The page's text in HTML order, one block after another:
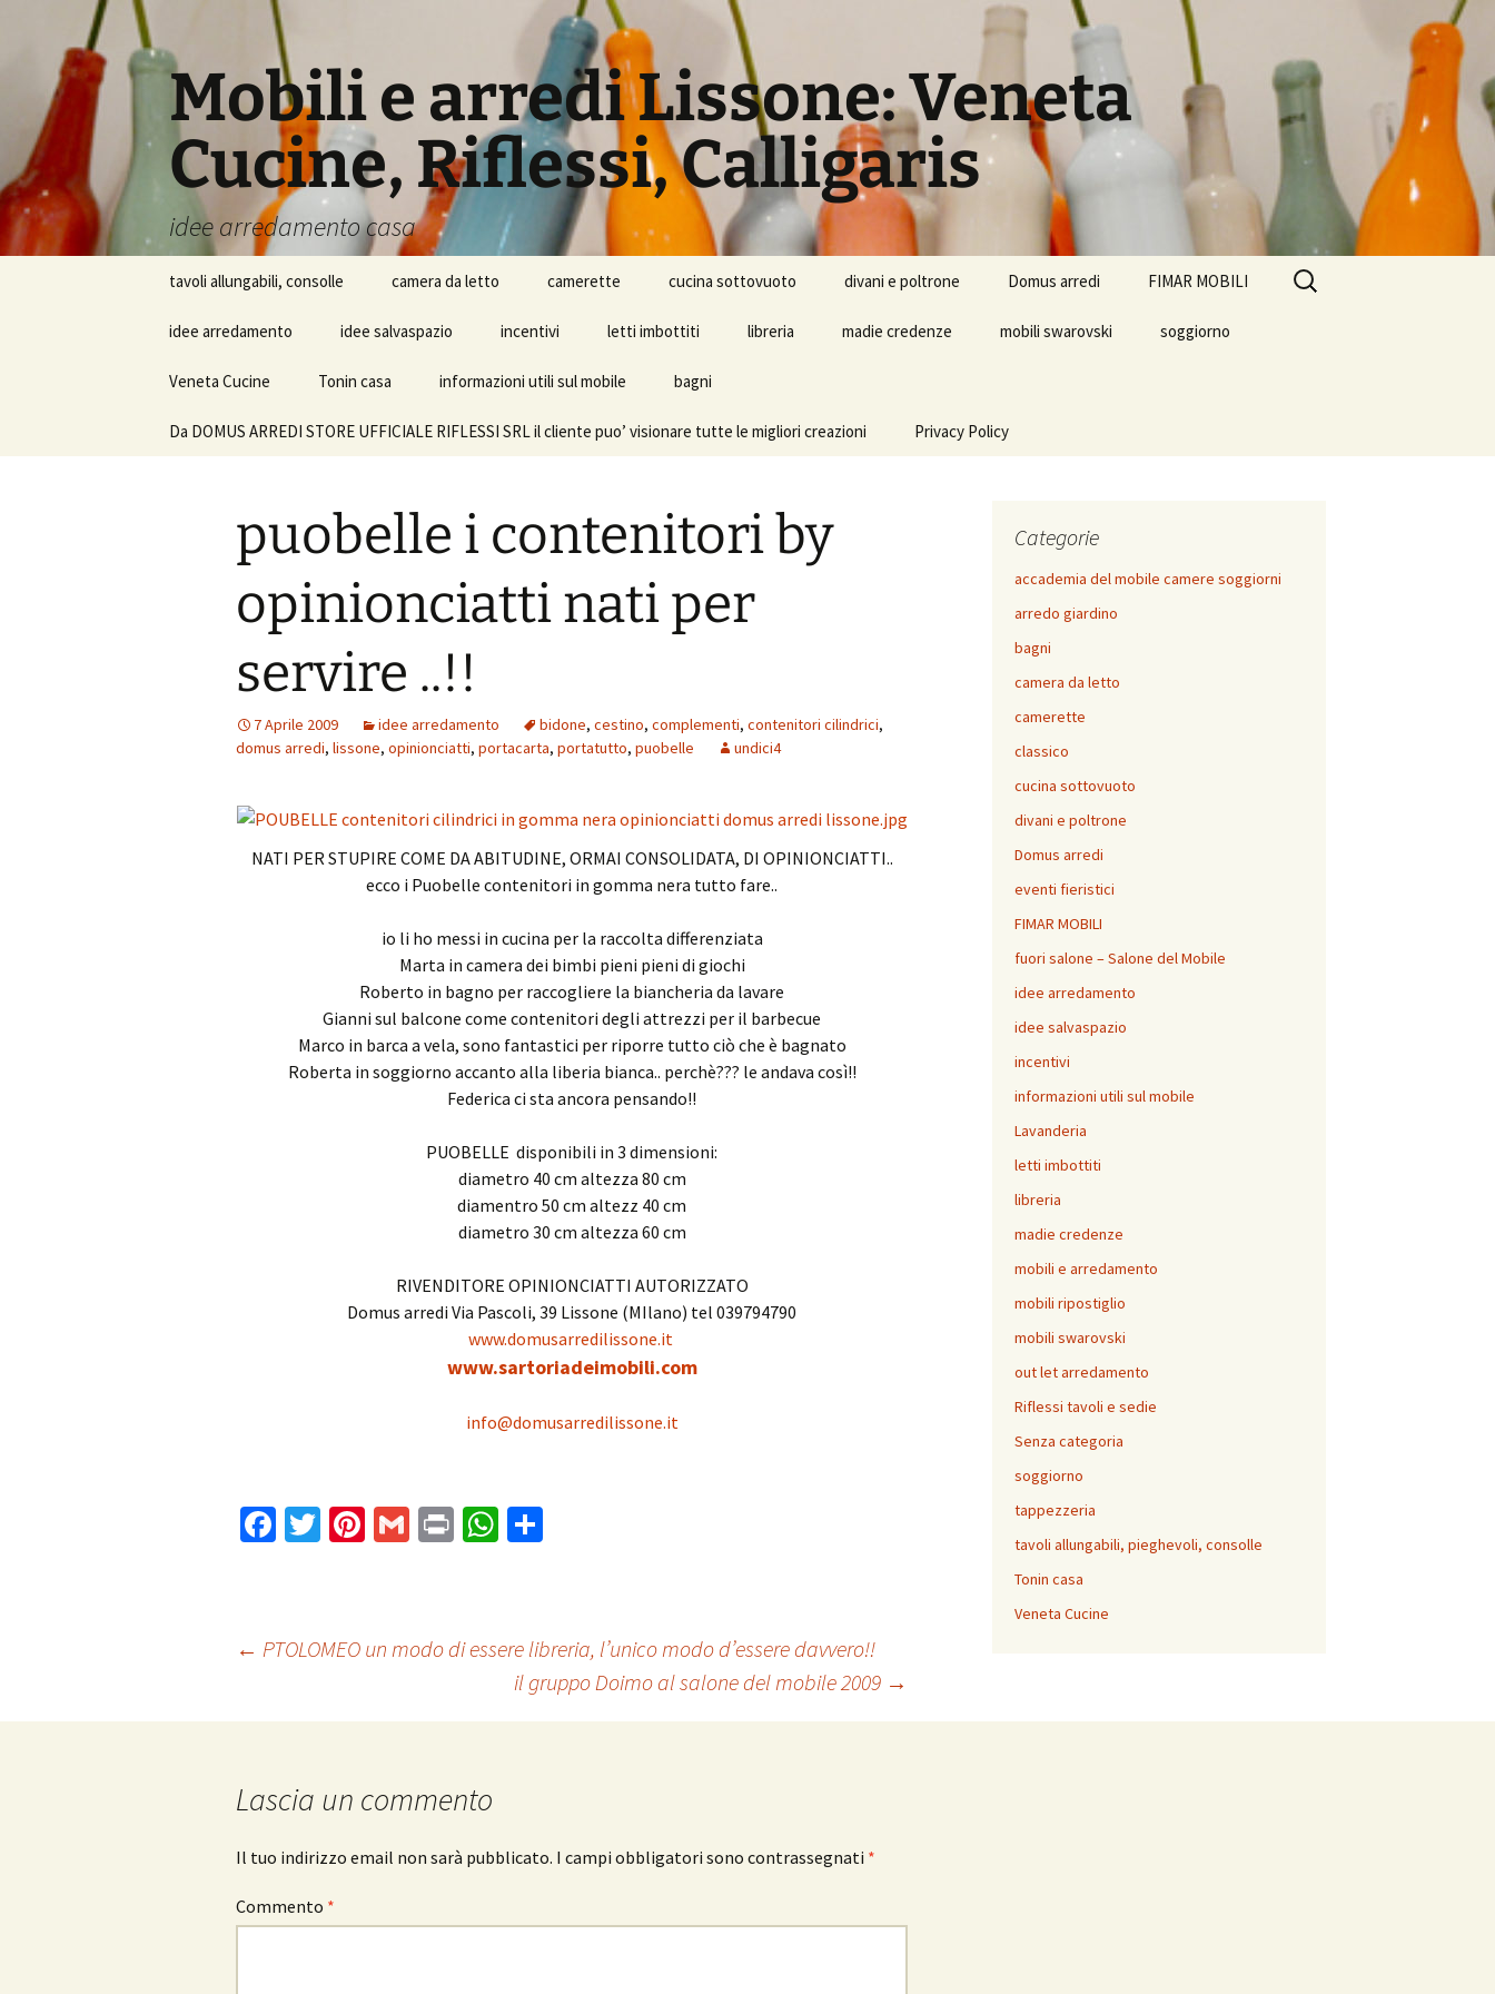
contenuto
Mobili e arredi Lissone: Veneta
Cucine, Riflessi, Calligaris
idee arredamento casa
tavoli allungabili, consolle camera da letto camerette cucina sottovuoto divani e poltrone Domus arredi FIMAR MOBILI
idee arredamento idee salvaspazio incentivi letti imbottiti libreria madie credenze mobili swarovski soggiorno
Veneta Cucine Tonin casa informazioni utili sul mobile bagni
Da DOMUS ARREDI STORE UFFICIALE RIFLESSI SRL il cliente puo’ visionare tutte le migliori creazioni Privacy Policy
Ricerca
per:
puobelle i contenitori by
opinionciatti nati per
servire ..!!
7 Aprile 2009 idee arredamento bidone, cestino, complementi, contenitori cilindrici,
domus arredi, lissone, opinionciatti, portacarta, portatutto, puobelle undici4
NATI PER STUPIRE COME DA ABITUDINE, ORMAI CONSOLIDATA, DI OPINIONCIATTI..
ecco i Puobelle contenitori in gomma nera tutto fare..
io li ho messi in cucina per la raccolta differenziata
Marta in camera dei bimbi pieni pieni di giochi
Roberto in bagno per raccogliere la biancheria da lavare
Gianni sul balcone come contenitori degli attrezzi per il barbecue
Marco in barca a vela, sono fantastici per riporre tutto ciò che è bagnato
Roberta in soggiorno accanto alla liberia bianca.. perchè??? le andava così!!
Federica ci sta ancora pensando!!
PUOBELLE disponibili in 3 dimensioni:
diametro 40 cm altezza 80 cm
diamentro 50 cm altezz 40 cm
diametro 30 cm altezza 60 cm
RIVENDITORE OPINIONCIATTI AUTORIZZATO
Domus arredi Via Pascoli, 39 Lissone (MIlano) tel 039794790
www.domusarredilissone.it
www.sartoriadeimobili.com
info@domusarredilissone.it
Fa
o
o
T
er
Pi
t
G
Pr W
sA
p
p
di
vi
di
Navigazione
articolo
← PTOLOMEO un modo di essere libreria, l’unico modo d’essere davvero!!
il gruppo Doimo al salone del mobile 2009 →
Lascia un commento
Il tuo indirizzo email non sarà pubblicato. I campi obbligatori sono contrassegnati *
Commento *
Categorie
accademia del mobile camere soggiorni
arredo giardino
bagni
camera da letto
camerette
classico
cucina sottovuoto
divani e poltrone
Domus arredi
eventi fieristici
FIMAR MOBILI
fuori salone – Salone del Mobile
idee arredamento
idee salvaspazio
incentivi
informazioni utili sul mobile
Lavanderia
letti imbottiti
libreria
madie credenze
mobili e arredamento
mobili ripostiglio
mobili swarovski
out let arredamento
Riflessi tavoli e sedie
Senza categoria
soggiorno
tappezzeria
tavoli allungabili, pieghevoli, consolle
Tonin casa
Veneta Cucine